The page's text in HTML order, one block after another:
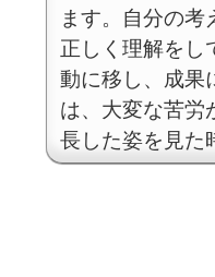
ます。自分の考
正しく理解をし
動に移し、成果
は、大変な苦労
長した姿を見た